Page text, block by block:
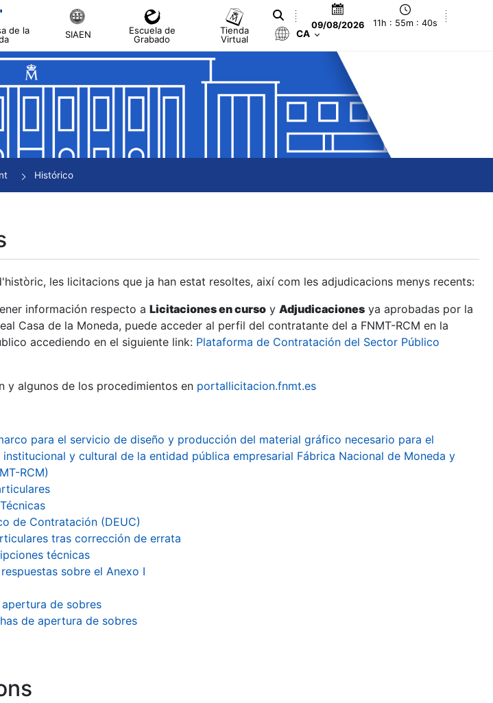
de la
SIAEN
Escuela de
Grabado
Tienda
Virtual
09/08/2026 11h : 55m : 41s
CA
Histórico
les licitacions que ja han estat resoltes, així com les adjudicacions menys recents:
información respecto a Licitaciones en curso y Adjudicaciones ya aprobadas por la
Casa de la Moneda, puede acceder al perfil del contratante del a FNMT-RCM en la
accediendo en el siguiente link: Plataforma de Contratación del Sector Público
y algunos de los procedimientos en portallicitacion.fnmt.es
para el servicio de diseño y producción del material gráfico necesario para el
y cultural de la entidad pública empresarial Fábrica Nacional de Moneda y
RCM)
de Contratación (DEUC)
tras corrección de errata
técnicas
sobre el Anexo I
de sobres
de apertura de sobres